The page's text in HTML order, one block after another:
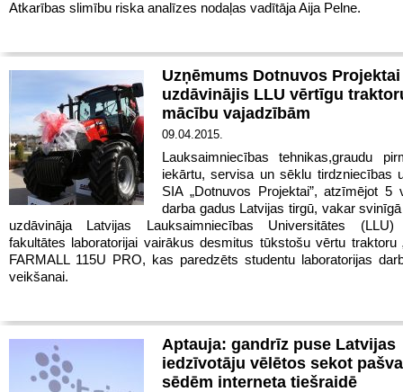
Atkarības slimību riska analīzes nodaļas vadītāja Aija Pelne.
Uzņēmums Dotnuvos Projektai
uzdāvinājis LLU vērtīgu
mācību vajadzībām
09.04.2015.
Lauksaimniecības tehnikas,graudu
iekārtu, servisa un sēklu tirdzniecības
SIA „Dotnuvos Projektai”, atzīmējot 5
darba gadus Latvijas tirgū, vakar
uzdāvināja Latvijas Lauksaimniecības Universitātes (LLU)
fakultātes laboratorijai vairākus desmitus tūkstošu vērtu traktoru
FARMALL 115U PRO, kas paredzēts studentu laboratorijas
veikšanai.
Aptauja: gandrīz puse Latvijas
iedzīvotāju vēlētos sekot
sēdēm interneta tiešraidē